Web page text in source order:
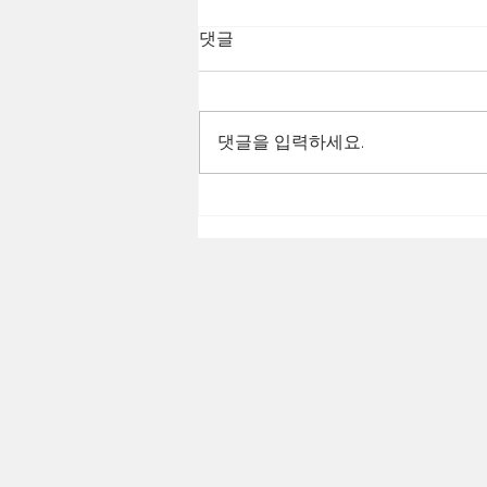
반쪽하트 - 세현
댓글
댓글을 입력하세요.